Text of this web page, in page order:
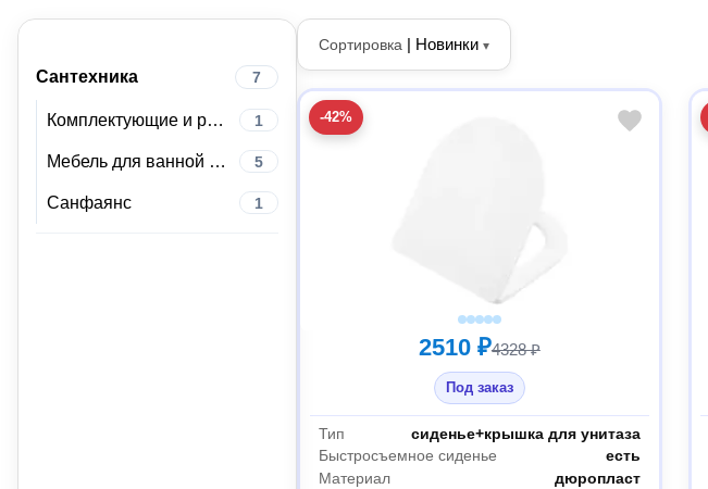
Сантехника 7
Комплектующие и расходные материалы для сантехники 1
Мебель для ванной комнаты 5
Санфаянс 1
Сортировка | Новинки ▾
-42%
2510 ₽4328 ₽
Под заказ
Тип
сиденье+крышка для унитаза
Быстросъемное сиденье
есть
Материал
дюропласт